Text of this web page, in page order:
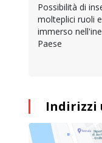
Possibilità di
molteplici ruoli
immerso
Paese
Indirizzi